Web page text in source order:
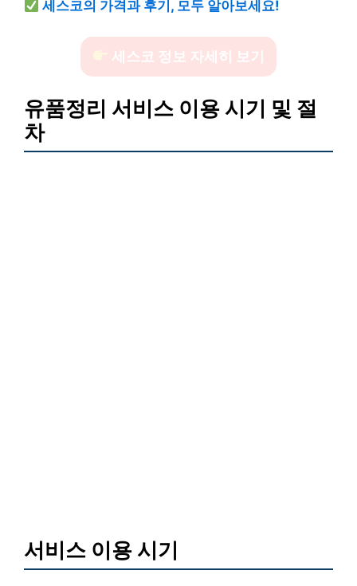
세스코의 가격과 후기, 모두 알아보세요!
세스코 정보 자세히 보기
유품정리 서비스 이용 시기 및 절
차
서비스 이용 시기